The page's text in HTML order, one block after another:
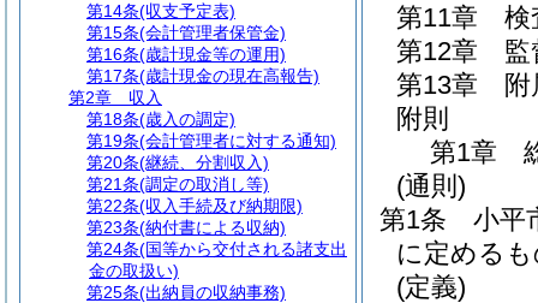
第11章
検
第12章
監
第13章
附則
第1章
(通則)
第1条
小平
に定める
(定義)
第14条(収支予定表)
第15条(会計管理者保管金)
第16条(歳計現金等の運用)
第17条(歳計現金の現在高報告)
第2章
収入
第18条(歳入の調定)
第19条(会計管理者に対する通知)
第20条(継続、分割収入)
第21条(調定の取消し等)
第22条(収入手続及び納期限)
第23条(納付書による収納)
第24条(国等から交付される諸支出
金の取扱い)
第25条(出納員の収納事務)